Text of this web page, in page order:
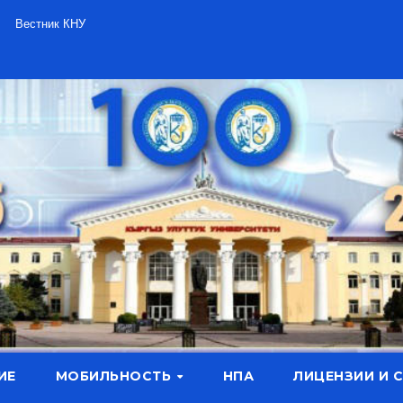
Вестник КНУ
МОБИЛЬНОСТЬ НПА ЛИЦЕНЗИИ И